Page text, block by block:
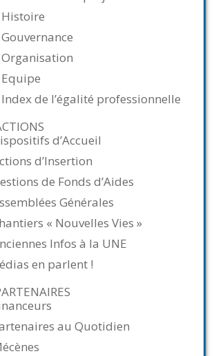
de l’égalité professionnelle
d’Accueil
d’Insertion
de Fonds d’Aides
Générales
« Nouvelles Vies »
Infos à la UNE
en parlent !
au Quotidien